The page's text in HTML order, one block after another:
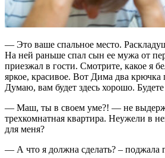
— Это ваше спальное место.
На ней раньше спал сын ее мужа от
приезжал в гости. Смотрите, какое я
яркое, красивое. Вот Дима два
Думаю, вам будет здесь хорошо.
— Маш, ты в своем уме?! — не
трехкомнатная квартира. Неужели в
для меня?
— А что я должна сделать? – поджала